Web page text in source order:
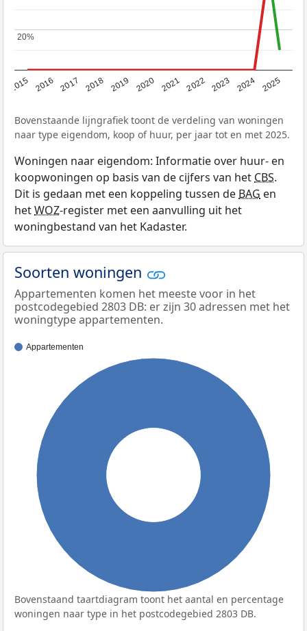
2015 2016 2017 2018 2019 2020 2021 2022 2023 2024 2025
20%
20%
Bovenstaande lijngrafiek toont de verdeling van woningen
naar type eigendom, koop of huur, per jaar tot en met 2025.
Woningen naar eigendom: Informatie over huur- en
koopwoningen op basis van de cijfers van hetCBS.
Dit is gedaan met een koppeling tussen deBAG en
hetWOZ-register met een aanvulling uit het
woningbestand van het Kadaster.
Soorten woningen
Appartementen komen het meeste voor in het
postcodegebied 2803 DB: er zijn 30 adressen met het
woningtype appartementen.
Appartementen
Bovenstaand taartdiagram toont het aantal en percentage
woningen naar type in het postcodegebied 2803 DB.